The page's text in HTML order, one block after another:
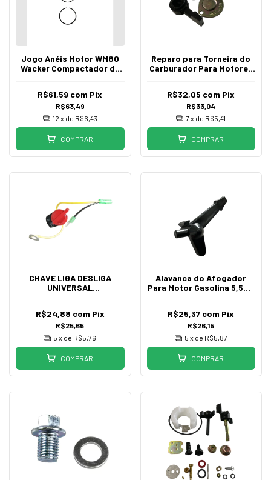
Jogo Anéis Motor WM80
Wacker Compactador de
R$63,49
R$61,59 com Pix
12 x de R$6,43
COMPRAR
Reparo para Torneira do
Carburador Para Motores
R$33,04
R$32,05 com Pix
7 x de R$5,41
COMPRAR
CHAVE LIGA DESLIGA
UNIVERSAL
R$25,65
R$24,88 com Pix
5 x de R$5,76
COMPRAR
Alavanca do Afogador
Para Motor Gasolina 5,5HP
R$26,15
R$25,37 com Pix
5 x de R$5,87
COMPRAR